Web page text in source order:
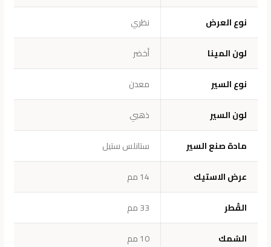
نوع العرض
نظري
لون المينا
أخضر
نوع السير
معدن
لون السير
ذهبي
مادة صنع السير
ستانلس ستيل
عرض الاستيك
14 مم
القُطر
33 مم
السُمك
10 مم